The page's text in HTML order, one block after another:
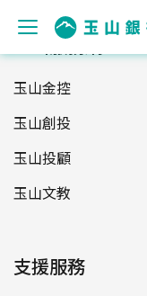
玉山服務網
玉山金控
玉山創投
玉山投顧
玉山文教
支援服務